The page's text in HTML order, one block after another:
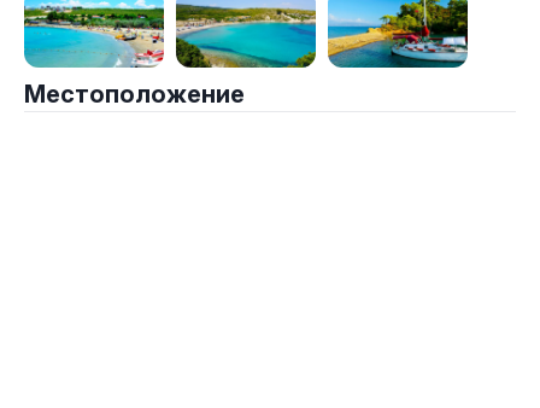
Местоположение